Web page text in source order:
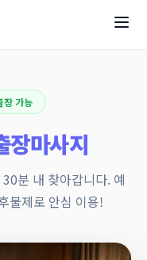
장 가능
장마사지
분 내 찾아갑니다. 예
불제로 안심 이용!